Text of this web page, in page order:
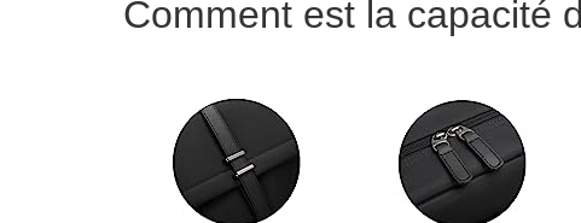
Comment est la capacité